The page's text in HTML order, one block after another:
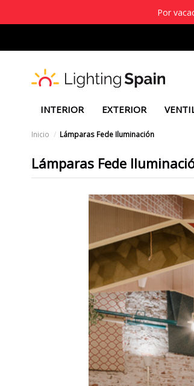
Por
INTERIOR EXTERIOR
Inicio Lámparas Fede Iluminación
Lámparas Fede